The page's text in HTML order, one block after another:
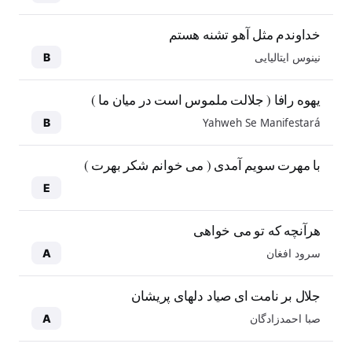
خداوندم مثل آهو تشنه هستم
نینوس ایتالیایی B
یهوه رافا ( جلالت ملموس است در میان ما )
Yahweh Se Manifestará
B
با مهرت سویم آمدی ( می خوانم شکر بهرت )
E
هرآنچه که تو می خواهی
سرود افغان A
جلال بر نامت ای صیاد دلهای پریشان
صبا احمدزادگان A